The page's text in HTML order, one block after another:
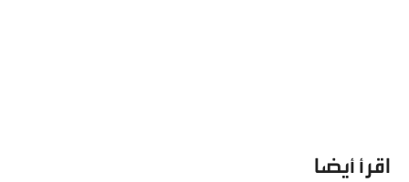
اقرأ أيضا